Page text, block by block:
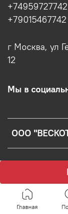
ООО
+74959727742
+79015467742
г Москва, ул
12
Мы в
Главная